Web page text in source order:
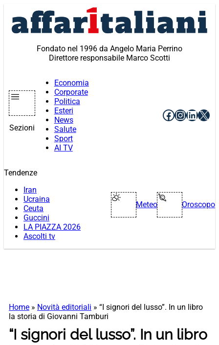
contenuto
Fondato nel 1996 da Angelo Maria Perrino
Direttore responsabile Marco Scotti
Sezioni
Economia
Corporate
Politica
Esteri
News
Salute
Sport
AI TV
Facebook
X
Tendenze
Iran
Ucraina
Ceuta
Guccini
LA PIAZZA 2026
Ascolti tv
Meteo Oroscopo
Home » Novità editoriali » “I signori del lusso”. In un libro
la storia di Giovanni Tamburi
“I signori del lusso”. In un libro